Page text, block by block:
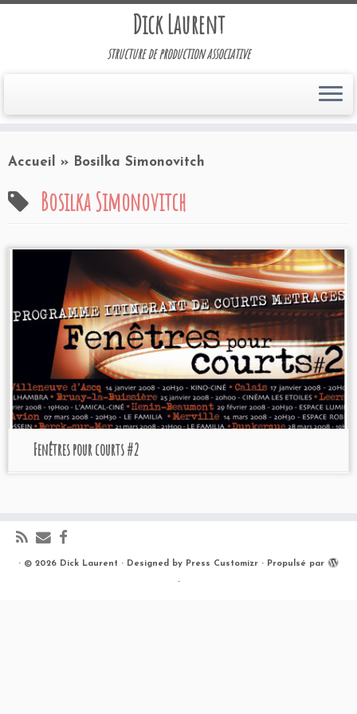
Dick Laurent
structure de production associative
Accueil » Bosilka Simonovitch
Bosilka Simonovitch
Programmation 2008
Fenêtres pour courts #2
· © 2026 Dick Laurent · Designed by Press Customizr · Propulsé par
·